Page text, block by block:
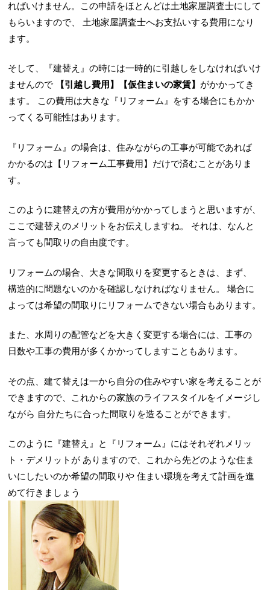
ればいけません。この申請をほとんどは土地家屋調査士にして
もらいますので、
土地家屋調査士へお支払いする費用になり
ます。
そして、『建替え』の時には一時的に引越しをしなければいけ
ませんので
【引越し費用】【仮住まいの家賃】 がかかってき
ます。
この費用は大きな『リフォーム』をする場合にもかか
ってくる可能性はあります。
『リフォーム』の場合は、住みながらの工事が可能であれば
かかるのは【リフォーム工事費用】だけで済むことがありま
す。
このように建替えの方が費用がかかってしまうと思いますが、
ここで建替えのメリットをお伝えしますね。
それは、なんと
言っても間取りの自由度です。
リフォームの場合、大きな間取りを変更するときは、まず、
構造的に問題ないのかを確認しなければなりません。
場合に
よっては希望の間取りにリフォームできない場合もあります。
また、水周りの配管などを大きく変更する場合には、工事の
日数や工事の費用が多くかかってしますこともあります。
その点、建て替えは一から自分の住みやすい家を考えることが
できますので、これからの家族のライフスタイルをイメージし
ながら 自分たちに合った間取りを造ることができます。
このように『建替え』と『リフォーム』にはそれぞれメリッ
ト・デメリットが ありますので、これから先どのような住ま
いにしたいのか希望の間取りや 住まい環境を考えて計画を進
めて行きましょう